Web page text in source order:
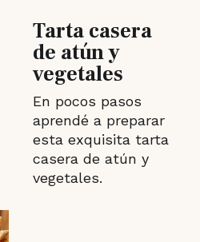
Tarta casera
de atún y
vegetales
En pocos pasos
aprendé a preparar
esta exquisita tarta
casera de atún y
vegetales.